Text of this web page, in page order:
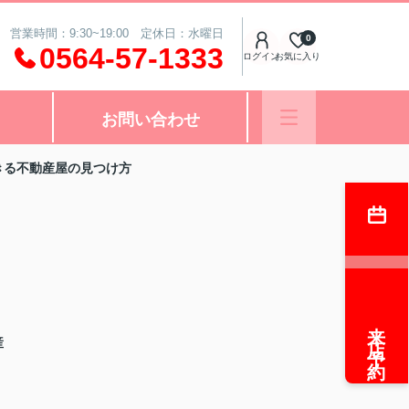
営業時間：9:30~19:00 定休日：水曜日
0564-57-1333 ログインお気に入り
0
お問い合わせ
不動産屋の見つけ方
来店予約